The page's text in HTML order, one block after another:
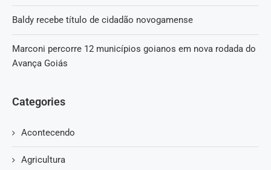
Baldy recebe título de cidadão novogamense
Marconi percorre 12 municípios goianos em nova rodada do
Avança Goiás
Categories
Acontecendo
Agricultura